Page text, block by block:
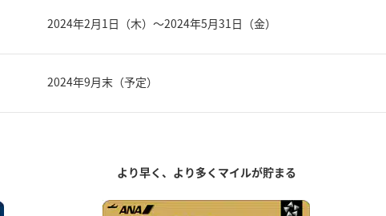
2024年2月1日（木）～2024年5月31日（金）
2024年9月末（予定）
より早く、より多くマイルが貯まる